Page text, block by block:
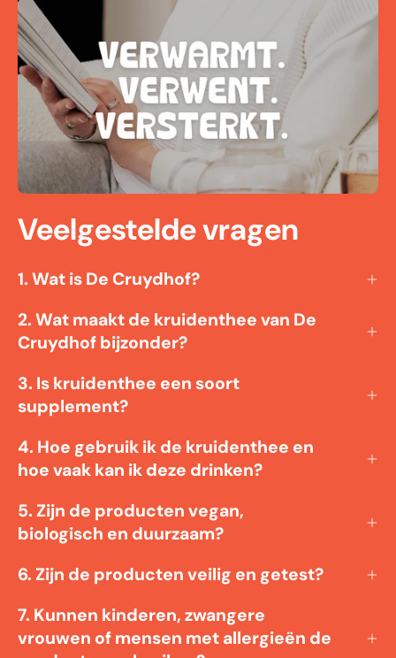
Veelgestelde vragen
1. Wat is De Cruydhof?
2. Wat maakt de kruidenthee van De
Cruydhof bijzonder?
3. Is kruidenthee een soort
supplement?
4. Hoe gebruik ik de kruidenthee en
hoe vaak kan ik deze drinken?
5. Zijn de producten vegan,
biologisch en duurzaam?
6. Zijn de producten veilig en getest?
7. Kunnen kinderen, zwangere
vrouwen of mensen met allergieën de